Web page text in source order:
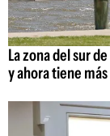
La zona del sur
y ahora tiene